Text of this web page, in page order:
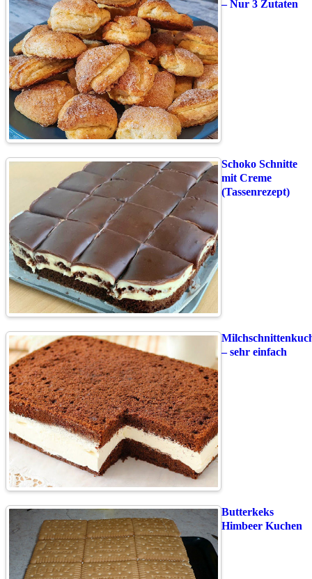
– Nur 3 Zutaten
Schoko Schnitte
mit Creme
(Tassenrezept)
– sehr einfach
Butterkeks
Himbeer Kuchen